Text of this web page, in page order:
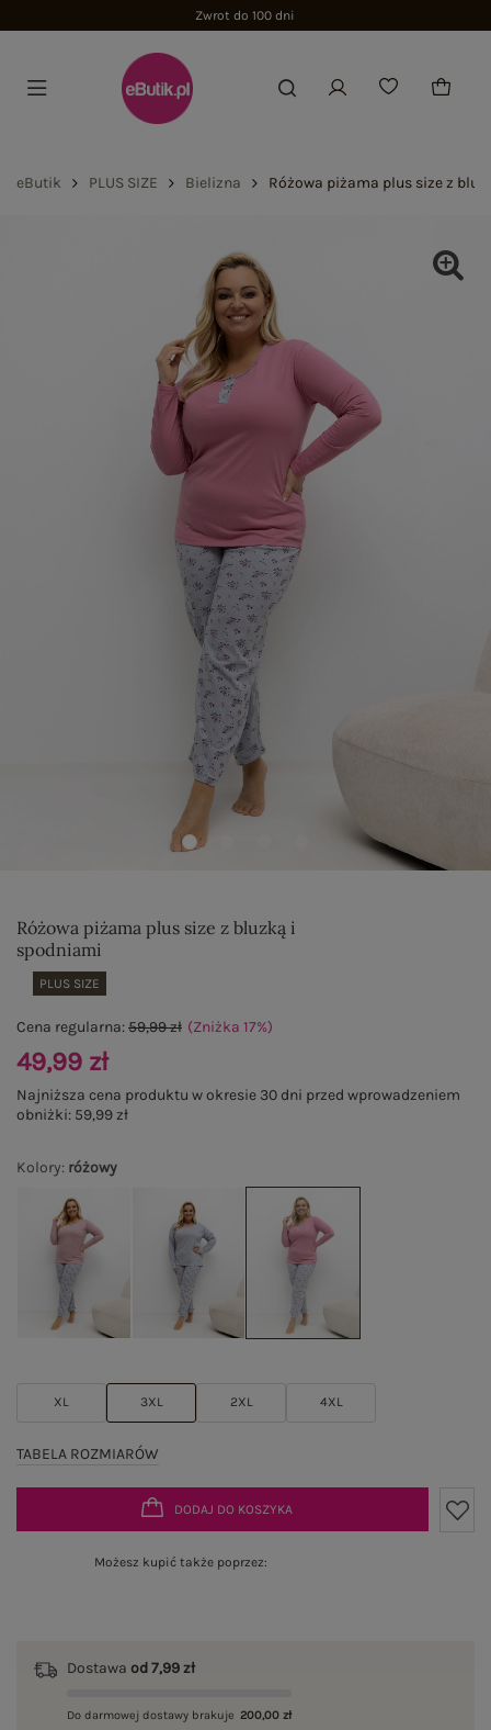
Zwrot do 100 dni
eButik PLUS SIZE Bielizna Różowa piżama plus size z
Różowa piżama plus size z bluzką i
spodniami
PLUS SIZE
Kolory: różowy
XL 3XL 2XL 4XL
TABELA ROZMIARÓW
Cena regularna:59,99 zł (Zniżka 17%)
49,99 zł
Najniższa cena produktu w okresie 30 dni przed wprowadzeniem
obniżki: 59,99 zł
DODAJ DO KOSZYKA
Możesz kupić także poprzez:
Dostawa od 7,99 zł
Do darmowej dostawy brakuje 200,00 zł